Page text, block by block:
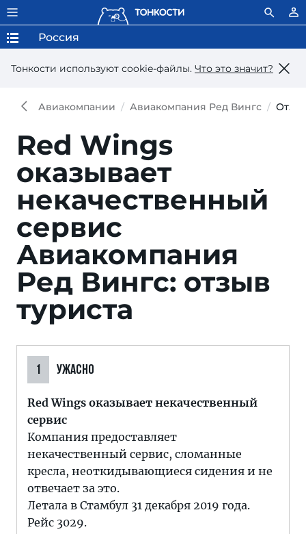
Тонкости используют сookie-файлы. Что это значит?
Россия
Авиакомпании Авиакомпания Ред Вингс
Red Wings
оказывает
некачественный
сервис
Авиакомпания
Ред Вингс: отзыв
туриста
1 УЖАСНО
Red Wings оказывает некачественный
сервис
Компания предоставляет
некачественный сервис, сломанные
кресла, неоткидывающиеся сидения и не
отвечает за это.
Летала в Стамбул 31 декабря 2019 года.
Рейс 3029.